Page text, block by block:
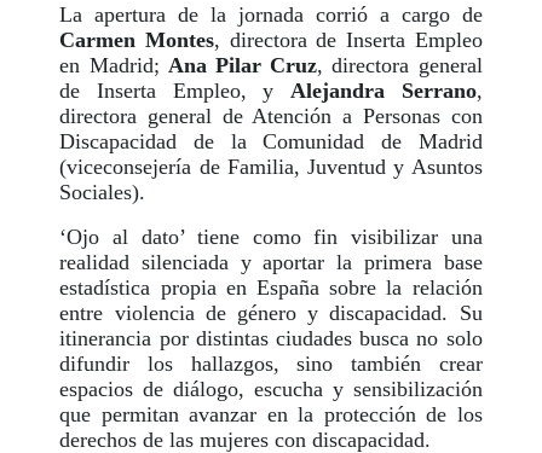
La apertura de la jornada corrió a cargo de
Carmen Montes, directora de Inserta Empleo
en Madrid; Ana Pilar Cruz, directora general
de Inserta Empleo, y Alejandra Serrano,
directora general de Atención a Personas con
Discapacidad de la Comunidad de Madrid
(viceconsejería de Familia, Juventud y Asuntos
Sociales).
‘Ojo al dato’ tiene como fin visibilizar una
realidad silenciada y aportar la primera base
estadística propia en España sobre la relación
entre violencia de género y discapacidad. Su
itinerancia por distintas ciudades busca no solo
difundir los hallazgos, sino también crear
espacios de diálogo, escucha y sensibilización
que permitan avanzar en la protección de los
derechos de las mujeres con discapacidad.